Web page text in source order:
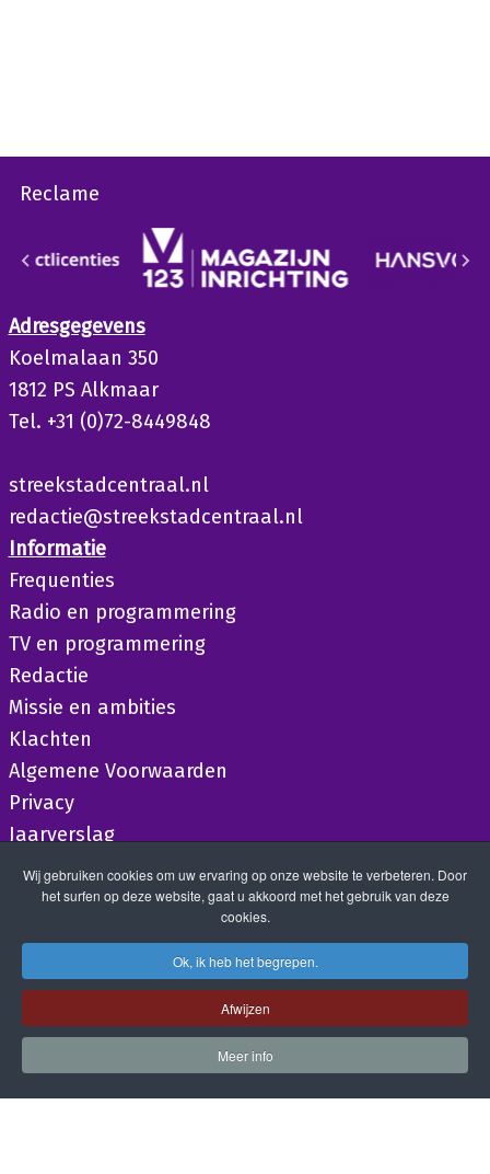
Reclame
Adresgegevens
Koelmalaan 350
1812 PS Alkmaar
Tel. +31 (0)72-8449848
streekstadcentraal.nl
redactie@streekstadcentraal.nl
Informatie
Frequenties
Radio en programmering
TV en programmering
Redactie
Missie en ambities
Klachten
Algemene Voorwaarden
Privacy
Jaarverslag
Wij gebruiken cookies om uw ervaring op onze website te verbeteren. Door
het surfen op deze website, gaat u akkoord met het gebruik van deze
cookies.
Ok, ik heb het begrepen.
Afwijzen
Meer info